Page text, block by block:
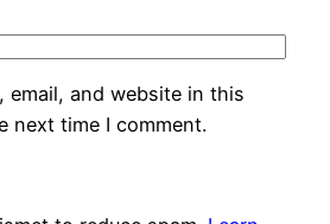
email, and website in this
next time I comment.